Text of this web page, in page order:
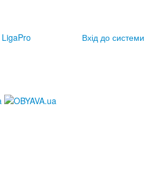
LigaPro Вхід до системи